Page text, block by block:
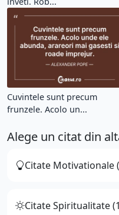
Cuvintele sunt precum
frunzele. Acolo un...
Alege un citat din
Citate Motivationale
Citate Spiritualitate